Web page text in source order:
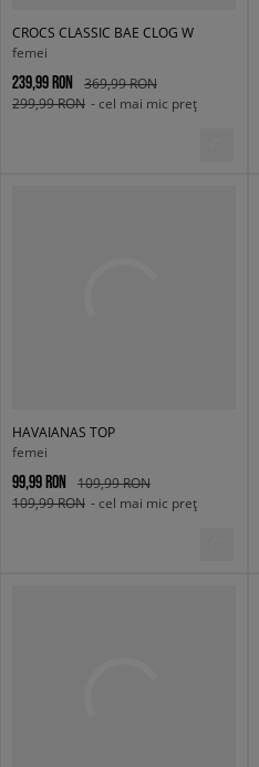
CROCS CLASSIC BAE CLOG W
femei
239,99 RON
369,99 RON
299,99 RON - cel mai mic preț
HAVAIANAS TOP
femei
99,99 RON
109,99 RON
109,99 RON - cel mai mic preț